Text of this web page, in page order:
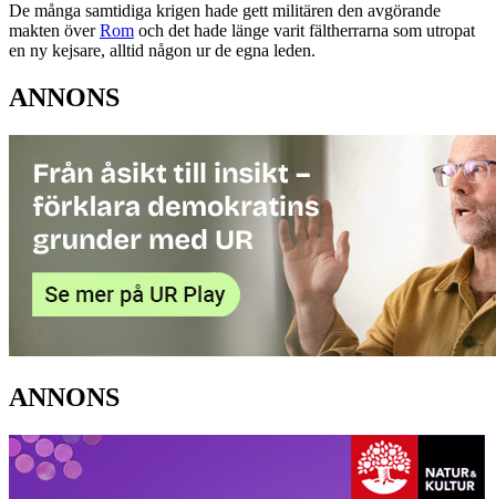
De många samtidiga krigen hade gett militären den avgörande
makten överRom och det hade länge varit fältherrarna som utropat
en ny kejsare, alltid någon ur de egna leden.
ANNONS
ANNONS